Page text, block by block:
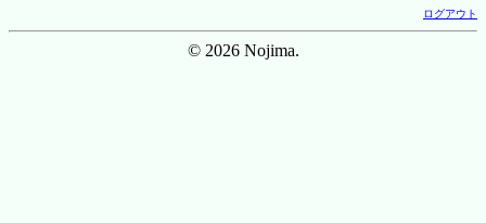
ログアウト
© 2026 Nojima.